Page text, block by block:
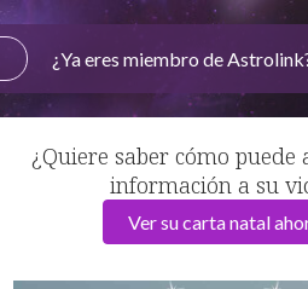
¿Ya eres miembro de
¿Quiere saber cómo puede
información a su
Ver su carta natal